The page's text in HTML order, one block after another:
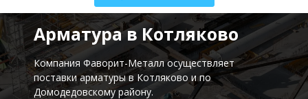
Арматура в Котляково
Компания Фаворит-Металл осуществляет
поставкиарматуры в Котляково и по
Домодедовскому району.